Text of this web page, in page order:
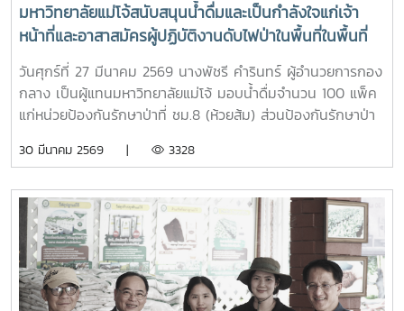
มหาวิทยาลัยแม่โจ้สนับสนุนน้ำดื่มและเป็นกำลังใจแก่เจ้า
หน้าที่และอาสาสมัครผู้ปฏิบัติงานดับไฟป่าในพื้นที่ในพื้นที่
อำเภอสันทราย จังหวัดเชียงใหม่
วันศุกร์ที่ 27 มีนาคม 2569 นางพัชรี คำรินทร์ ผู้อำนวยการกอง
กลาง เป็นผู้แทนมหาวิทยาลัยแม่โจ้ มอบน้ำดื่มจำนวน 100 แพ็ค
แก่หน่วยป้องกันรักษาป่าที่ ชม.8 (ห้วยส้ม) ส่วนป้องกันรักษาป่า
(เชียงใหม่) เพื่อใช้สนับสนุนการปฏิบัติงานของเจ้าหน้าที่ที่ปฏิบัติ
หน้าที่และอาสาสมัครผู้ปฏิบัติงานดับไฟป่าในพื้นที่ในพื้นที่อำเภอ
สันทราย จังหวัดเชียงใหม่
30 มีนาคม 2569 | 3328